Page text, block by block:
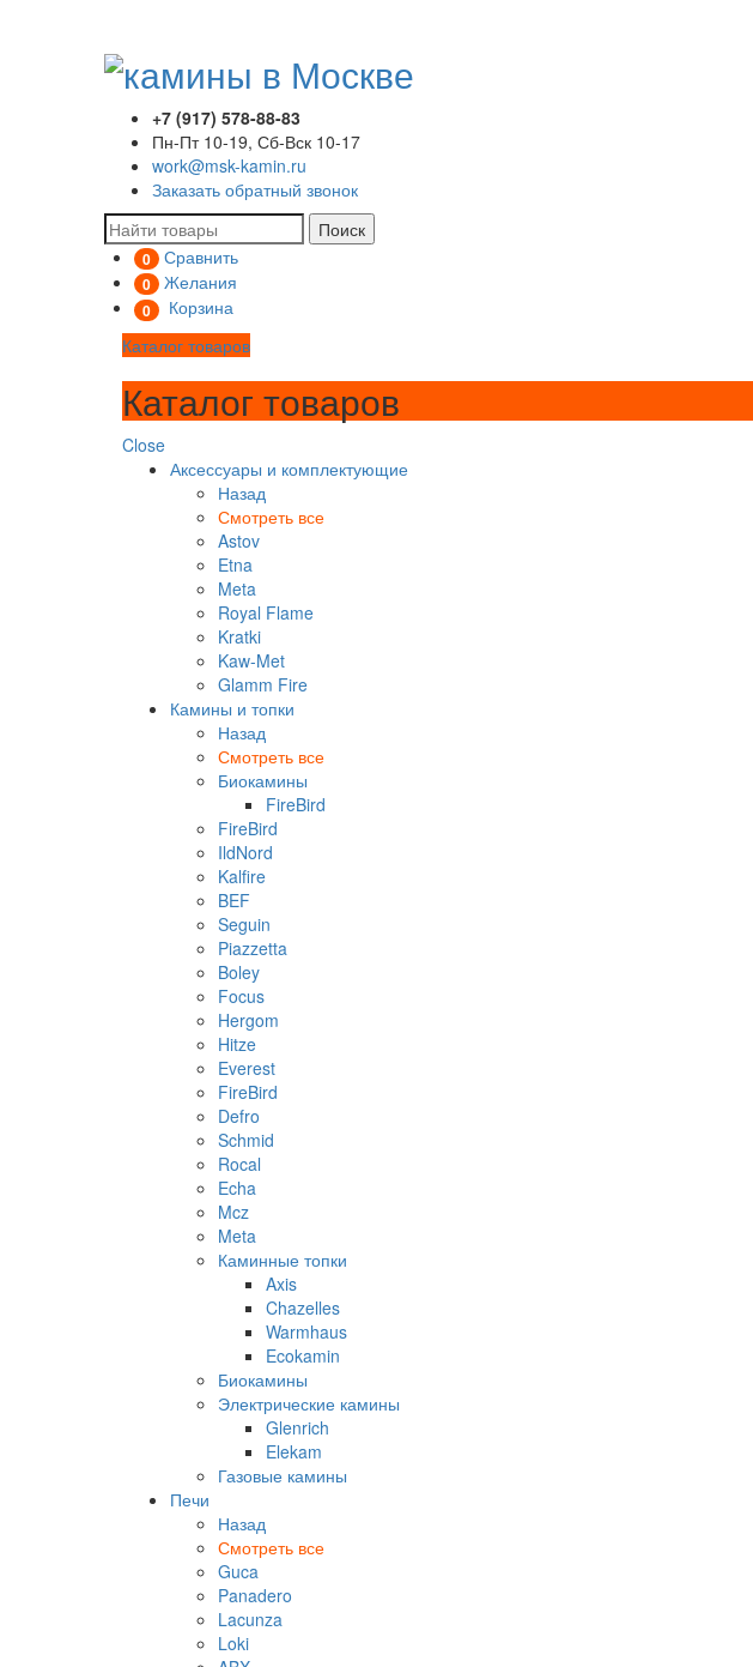
+7 (917) 578-88-83
Пн-Пт 10-19, Сб-Вск 10-17
work@msk-kamin.ru
Заказать обратный звонок
Поиск
0 Сравнить
0 Желания
0
Корзина
Каталог товаров
Каталог товаров
Close
Аксессуары и комплектующие
Назад
Смотреть все
Astov
Etna
Meta
Royal Flame
Kratki
Kaw-Met
Glamm Fire
Камины и топки
Назад
Смотреть все
Биокамины
FireBird
FireBird
IldNord
Kalfire
BEF
Seguin
Piazzetta
Boley
Focus
Hergom
Hitze
Everest
FireBird
Defro
Schmid
Rocal
Echa
Mcz
Meta
Каминные топки
Axis
Chazelles
Warmhaus
Ecokamin
Биокамины
Электрические камины
Glenrich
Elekam
Газовые камины
Печи
Назад
Смотреть все
Guca
Panadero
Lacunza
Loki